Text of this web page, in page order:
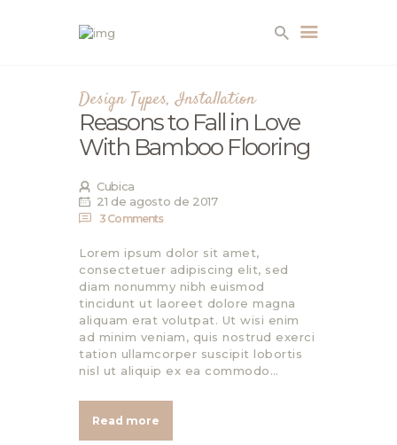
EMPRESA
SERVICIOS
AMBIENTES
CONTACTO
Design Types,Installation
Reasons to Fall in Love
With Bamboo Flooring
Cubica
21 de agosto de 2017
3 Comments
Lorem ipsum dolor sit amet,
consectetuer adipiscing elit, sed
diam nonummy nibh euismod
tincidunt ut laoreet dolore magna
aliquam erat volutpat. Ut wisi enim
ad minim veniam, quis nostrud exerci
tation ullamcorper suscipit lobortis
nisl ut aliquip ex ea commodo…
Read more